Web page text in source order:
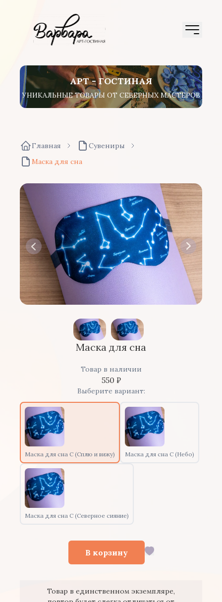
АРТ - ГОСТИНАЯ
УНИКАЛЬНЫЕ ТОВАРЫ ОТ СЕВЕРНЫХ МАСТЕРОВ
Главная
Сувениры
Маска для сна
Маска для сна
Товар в наличии
550 ₽
Выберите вариант:
Маска для сна С (Сплю и вижу) Маска для сна С (Небо)
Маска для сна С (Северное сияние)
В корзину
Товар в единственном экземпляре,